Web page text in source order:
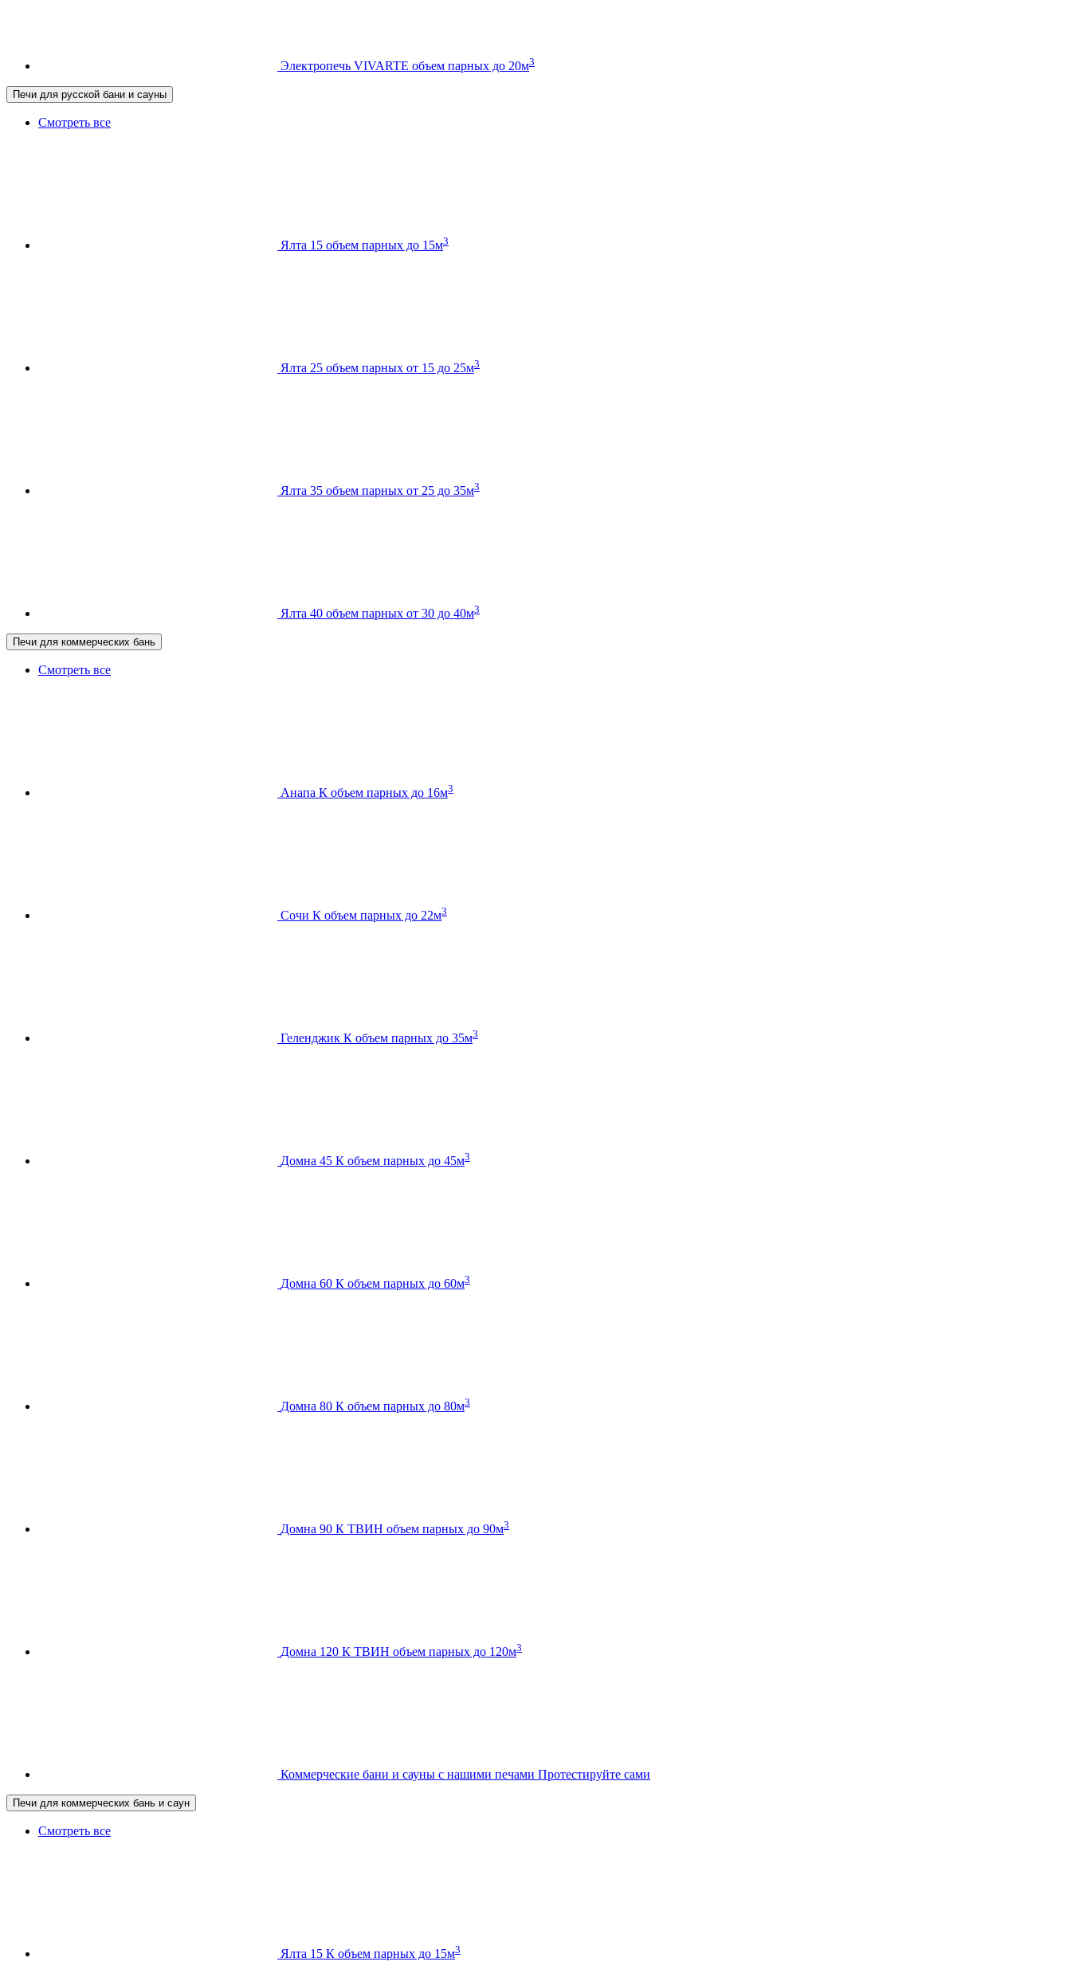
Электропечь VIVARTE объем парных до 20м3
Печи для русской бани и сауны
Смотреть все
Ялта 15 объем парных до 15м3
Ялта 25 объем парных от 15 до 25м3
Ялта 35 объем парных от 25 до 35м3
Ялта 40 объем парных от 30 до 40м3
Печи для коммерческих бань
Смотреть все
Анапа К объем парных до 16м3
Сочи К объем парных до 22м3
Геленджик К объем парных до 35м3
Домна 45 К объем парных до 45м3
Домна 60 К объем парных до 60м3
Домна 80 К объем парных до 80м3
Домна 90 К ТВИН объем парных до 90м3
Домна 120 К ТВИН объем парных до 120м3
Коммерческие бани и сауны с нашими печами Протестируйте сами
Печи для коммерческих бань и саун
Смотреть все
Ялта 15 К объем парных до 15м3